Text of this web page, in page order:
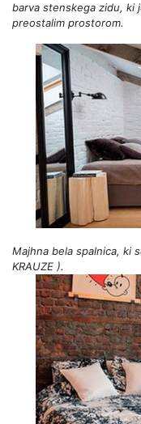
barva stenskega zidu, ki
preostalim prostorom.
Majhna bela spalnica, ki
KRAUZE ).